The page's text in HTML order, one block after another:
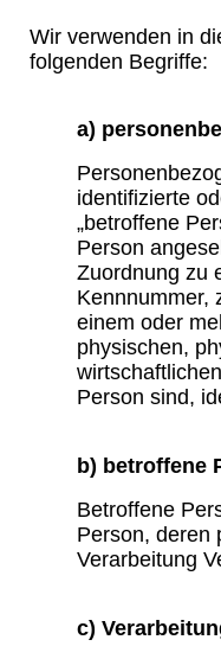
Wir verwenden in
folgenden Begriffe:
a)
identifizierte
„betroffene
Person
Zuordnung zu
Kennnummer,
einem oder
physischen,
Person sind,
b) betroffene
Betroffene
Person, deren
Verarbeitung
c)